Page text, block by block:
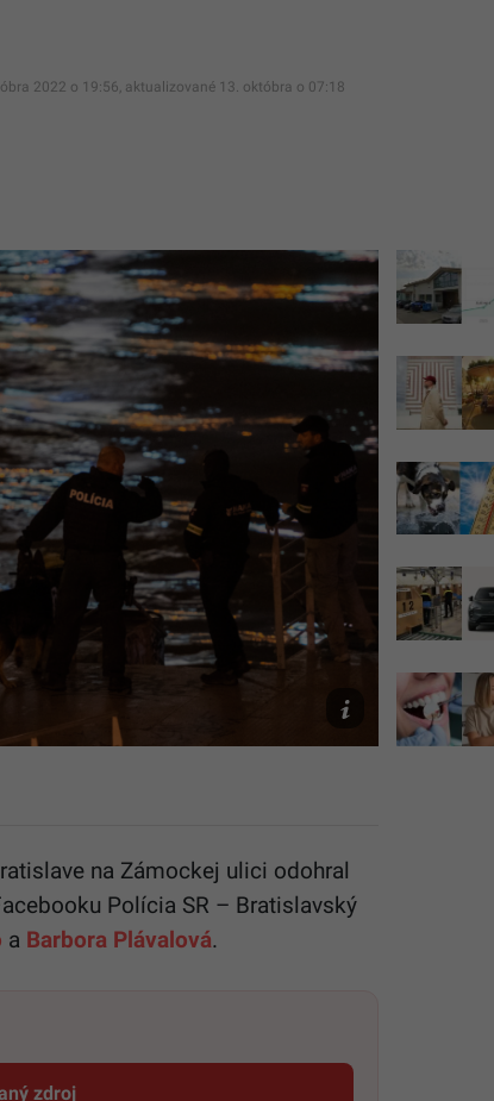
2022 o 19:56, aktualizované 13. októbra o 07:18
Ilustračný
obrázok
TASR/AP,
Novák
na Zámockej ulici odohral
Polícia SR – Bratislavský
a Barbora Plávalová.
zdroj